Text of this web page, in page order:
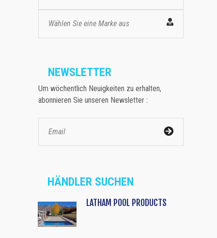
Wählen Sie eine Marke aus
NEWSLETTER
Um wöchentlich Neuigkeiten zu erhalten,
abonnieren Sie unseren Newsletter :
HÄNDLER SUCHEN
LATHAM POOL PRODUCTS